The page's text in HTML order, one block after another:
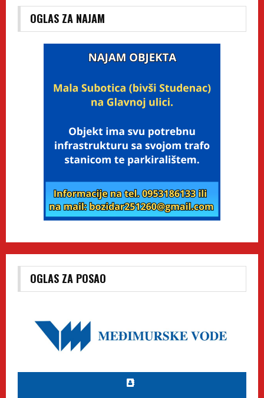
OGLAS ZA NAJAM
OGLAS ZA POSAO